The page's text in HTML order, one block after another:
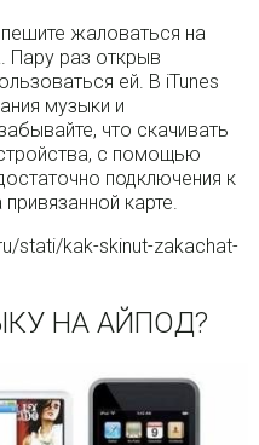
жаловаться на
Пару раз открыв
ей. В iTunes
музыки и
что скачивать
с помощью
подключения к
карте.
stati/kak-skinut-zakachat-
НА АЙПОД?